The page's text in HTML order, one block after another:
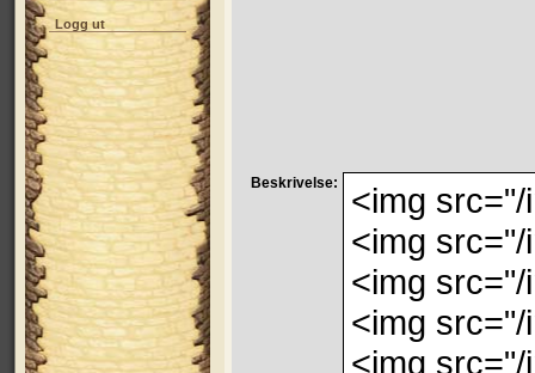
Logg ut
Beskrivelse:
<img
<img
<img
<img
<img